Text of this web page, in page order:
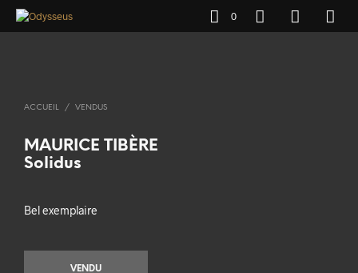
0
ACCUEIL / VENDUS
MAURICE TIBÈRE
Solidus
Bel exemplaire
VENDU